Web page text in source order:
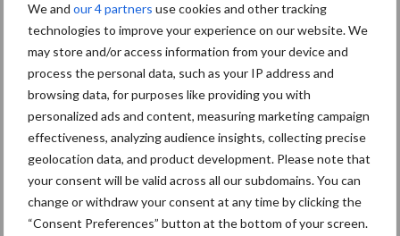
We and our 4 partners use cookies and other tracking
technologies to improve your experience on our website. We
may store and/or access information from your device and
process the personal data, such as your IP address and
browsing data, for purposes like providing you with
personalized ads and content, measuring marketing campaign
effectiveness, analyzing audience insights, collecting precise
geolocation data, and product development. Please note that
your consent will be valid across all our subdomains. You can
change or withdraw your consent at any time by clicking the
“Consent Preferences” button at the bottom of your screen.
Caterpillar breidt gamma elektrische bulldozers uit
Komatsu HM460-6 knikdumper legt lat opnieuw hoger
Nieuwe compacte gedragen pootcombinatie van AVR
Recente reacties
Paul JacobsopFendt kondigt nieuwe trekker aan deze
herfst